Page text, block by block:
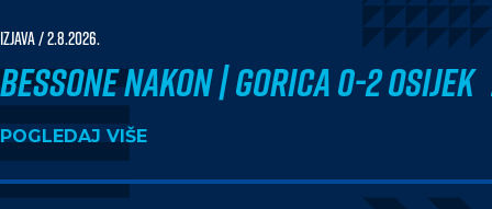
Izjava/ 2.8.2026.
Bessone nakon | Gorica 0-2 Osijek
POGLEDAJ VIŠE